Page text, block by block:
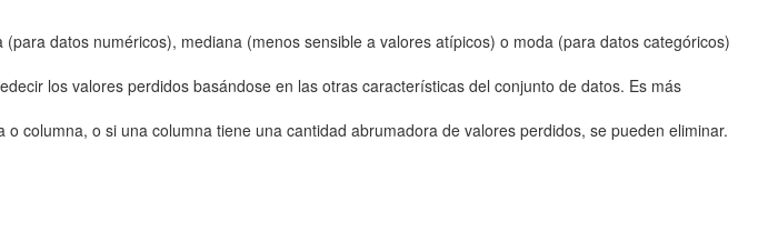
datos numéricos), mediana (menos sensible a valores atípicos) o moda (para datos categóricos)
los valores perdidos basándose en las otras características del conjunto de datos. Es más
columna, o si una columna tiene una cantidad abrumadora de valores perdidos, se pueden eliminar.